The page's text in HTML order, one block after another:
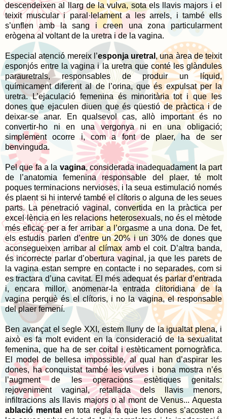
descendeixen al llarg de la vulva, sota els llavis majors i el
teixit muscular i paral·lelament a les arrels, i també ells
s’unflen amb la sang i creen una zona particularment
erògena al voltant de la uretra i de la vagina.
Especial atenció mereix l’esponja uretral , una àrea de teixit
esponjós entre la vagina i la uretra que conté les glàndules
parauretrals, responsables de produir un líquid,
químicament diferent al de l’orina, que és expulsat per la
uretra. L’ejaculació femenina és minoritària tot i que les
dones que ejaculen diuen que és qüestió de pràctica i de
deixar-se anar. En qualsevol cas, allò important és no
convertir-ho ni en una vergonya ni en una obligació;
simplement ocorre i, com a font de plaer, ha de ser
benvinguda.
Pel que fa a la vagina, considerada inadequadament la part
de l’anatomia femenina responsable del plaer, té molt
poques terminacions nervioses, i la seua estimulació només
és plaent si hi intervé també el clítoris o alguna de les seues
parts. La penetració vaginal, convertida en la pràctica per
excel·lència en les relacions heterosexuals, no és el mètode
més eficaç per a fer arribar a l’orgasme a una dona. De fet,
els estudis parlen d’entre un 20% i un 30% de dones que
aconsegueixen arribar al clímax amb el coit. D’altra banda,
és incorrecte parlar d’obertura vaginal, ja que les parets de
la vagina estan sempre en contacte i no separades, com si
es tractara d’una cavitat. El més adequat és parlar d’entrada
i, encara millor, anomenar-la entrada clitoridiana de la
vagina perquè és el clítoris, i no la vagina, el responsable
del plaer femení.
Ben avançat el segle XXI, estem lluny de la igualtat plena, i
això es fa molt evident en la consideració de la sexualitat
femenina, que ha de ser coital i estèticament pornogràfica.
El model de bellesa impossible, al qual han d’aspirar les
dones, ha conquistat també les vulves i bona mostra n’és
l’augment de les operacions estètiques genitals:
rejoveniment vaginal, retallada dels llavis menors,
infiltracions als llavis majors o al mont de Venus... Aquesta
ablació mental en tota regla fa que les dones s’acosten a